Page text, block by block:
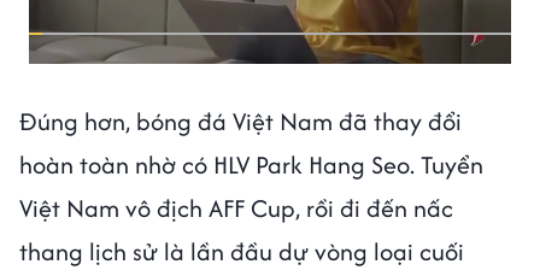
Đúng hơn, bóng đá Việt Nam đã thay đổi
hoàn toàn nhờ có HLV Park Hang Seo. Tuyển
Việt Nam vô địch AFF Cup, rồi đi đến nấc
thang lịch sử là lần đầu dự vòng loại cuối